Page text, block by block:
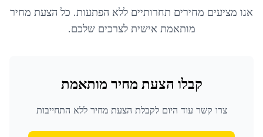
אנו מציעים מחירים תחרותיים ללא הפתעות. כל הצעת מחיר
מותאמת אישית לצרכים שלכם.
קבלו הצעת מחיר מותאמת
צרו קשר עוד היום לקבלת הצעת מחיר ללא התחייבות